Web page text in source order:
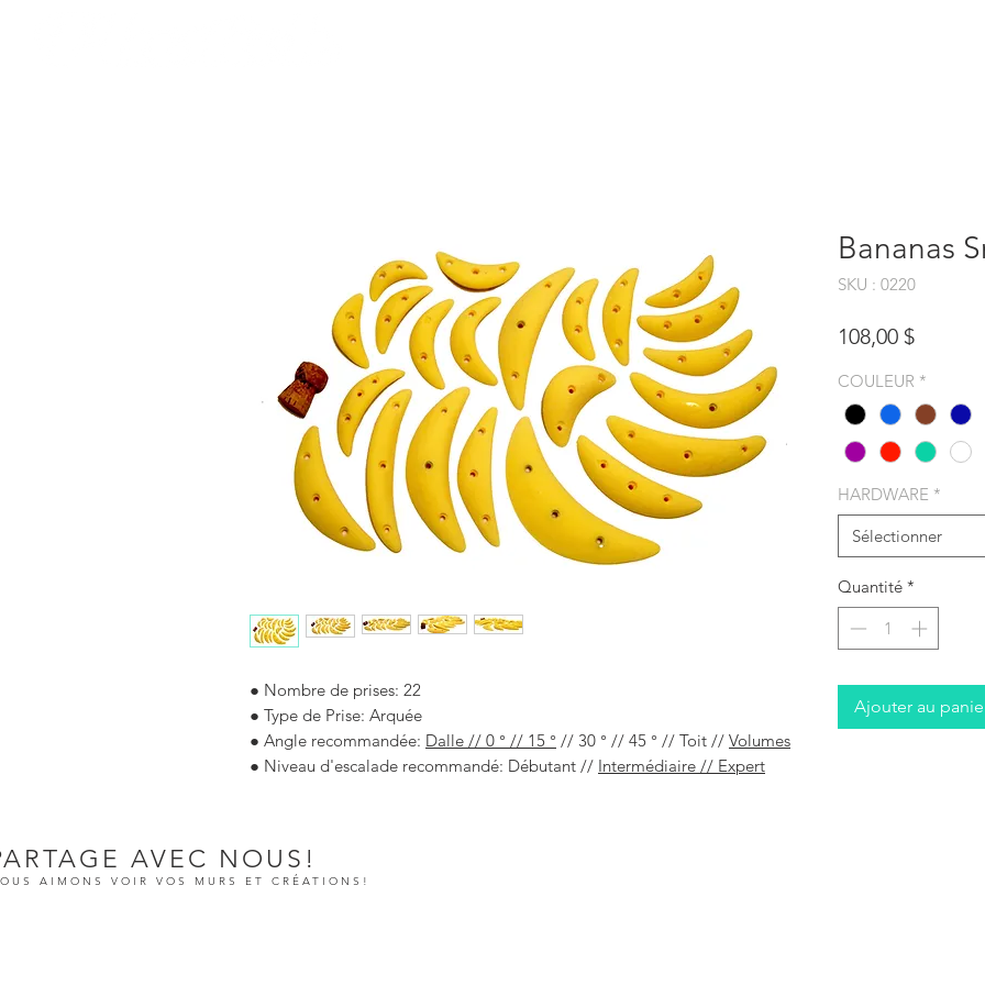
● Nombre de prises: 22
● Type de Prise: Arquée
● Angle recommandée: Dalle // 0 ° // 15 ° // 30 ° // 45 ° // Toit // Volumes
● Niveau d'escalade recommandé: Débutant // Intermédiaire // Expert
Bananas
SKU : 0220
108,00 $Prix
COULEUR *
HARDWARE *
Sélectionner
Quantité *
Ajouter au
AVEC NOUS!
AIMONS VOIR VOS MURS ET CRÉATIONS!